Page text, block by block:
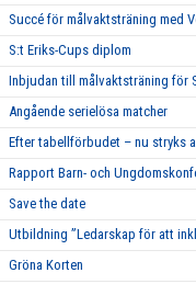
Succé för målvaktsträning med
S:t Eriks-Cups diplom
Inbjudan till målvaktsträning för
Angående serielösa matcher
Efter tabellförbudet – nu stryks
Rapport Barn- och
Save the date
Utbildning ”Ledarskap för att
Gröna Korten